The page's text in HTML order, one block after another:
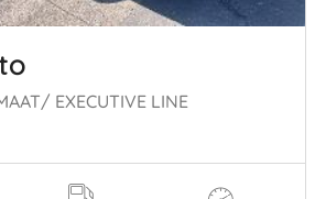
EXECUTIVE LINE